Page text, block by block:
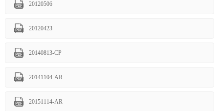
20120506
20120423
20140813-CP
20141104-AR
20151114-AR